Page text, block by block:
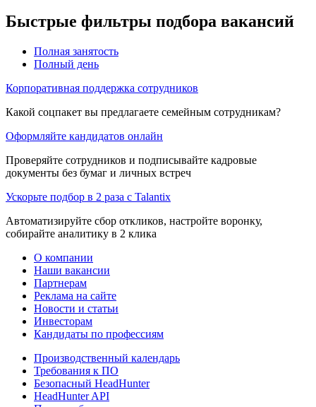
Быстрые фильтры подбора вакансий
Полная занятость
Полный день
Корпоративная поддержка сотрудников
Какой соцпакет вы предлагаете семейным сотрудникам?
Оформляйте кандидатов онлайн
Проверяйте сотрудников и подписывайте кадровые
документы без бумаг и личных встреч
Ускорьте подбор в 2 раза с Talantix
Автоматизируйте сбор откликов, настройте воронку,
собирайте аналитику в 2 клика
О компании
Наши вакансии
Партнерам
Реклама на сайте
Новости и статьи
Инвесторам
Кандидаты по профессиям
Производственный календарь
Требования к ПО
Безопасный HeadHunter
HeadHunter API